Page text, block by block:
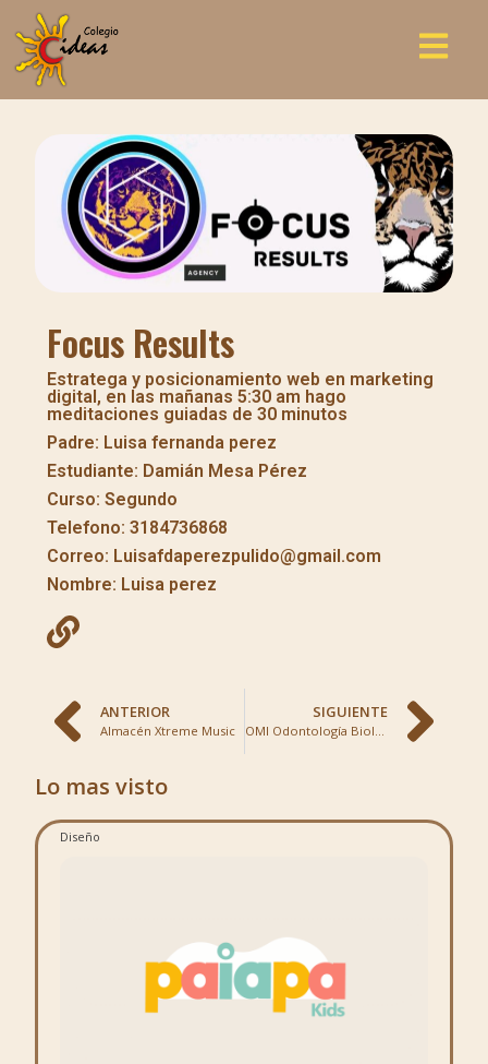
Focus Results
Estratega y posicionamiento web en marketing
digital, en las mañanas 5:30 am hago
meditaciones guiadas de 30 minutos
Padre: Luisa fernanda perez
Estudiante: Damián Mesa Pérez
Curso: Segundo
Telefono: 3184736868
Correo: Luisafdaperezpulido@gmail.com
Nombre: Luisa perez
ANTERIOR
Almacén Xtreme Music
SIGUIENTE
OMI Odontología Biológica
Lo mas visto
Diseño